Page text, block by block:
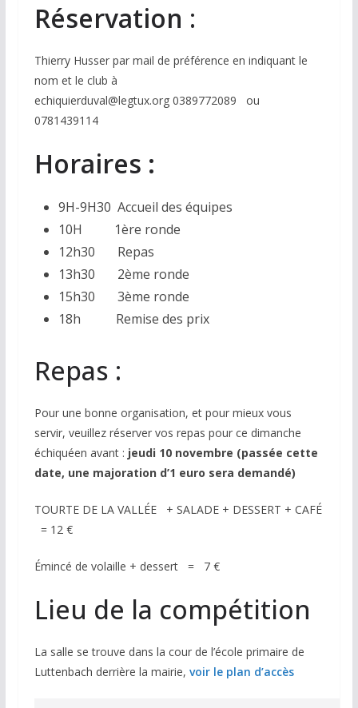
Réservation :
Thierry Husser par mail de préférence en indiquant le
nom et le club à
echiquierduval@legtux.org 0389772089
ou
0781439114
Horaires :
9H-9H30 Accueil des équipes
10H
1ère ronde
12h30
Repas
13h30
2ème ronde
15h30
3ème ronde
18h
Remise des prix
Repas :
Pour une bonne organisation, et pour mieux vous
servir, veuillez réserver vos repas pour ce dimanche
échiquéen avant : jeudi 10 novembre (passée cette
date, une majoration d’1 euro sera demandé)
TOURTE DE LA VALLÉE
+ SALADE + DESSERT + CAFÉ
= 12 €
Émincé de volaille + dessert = 7 €
Lieu de la compétition
La salle se trouve dans la cour de l’école primaire de
Luttenbach derrière la mairie, voir le plan d’accès